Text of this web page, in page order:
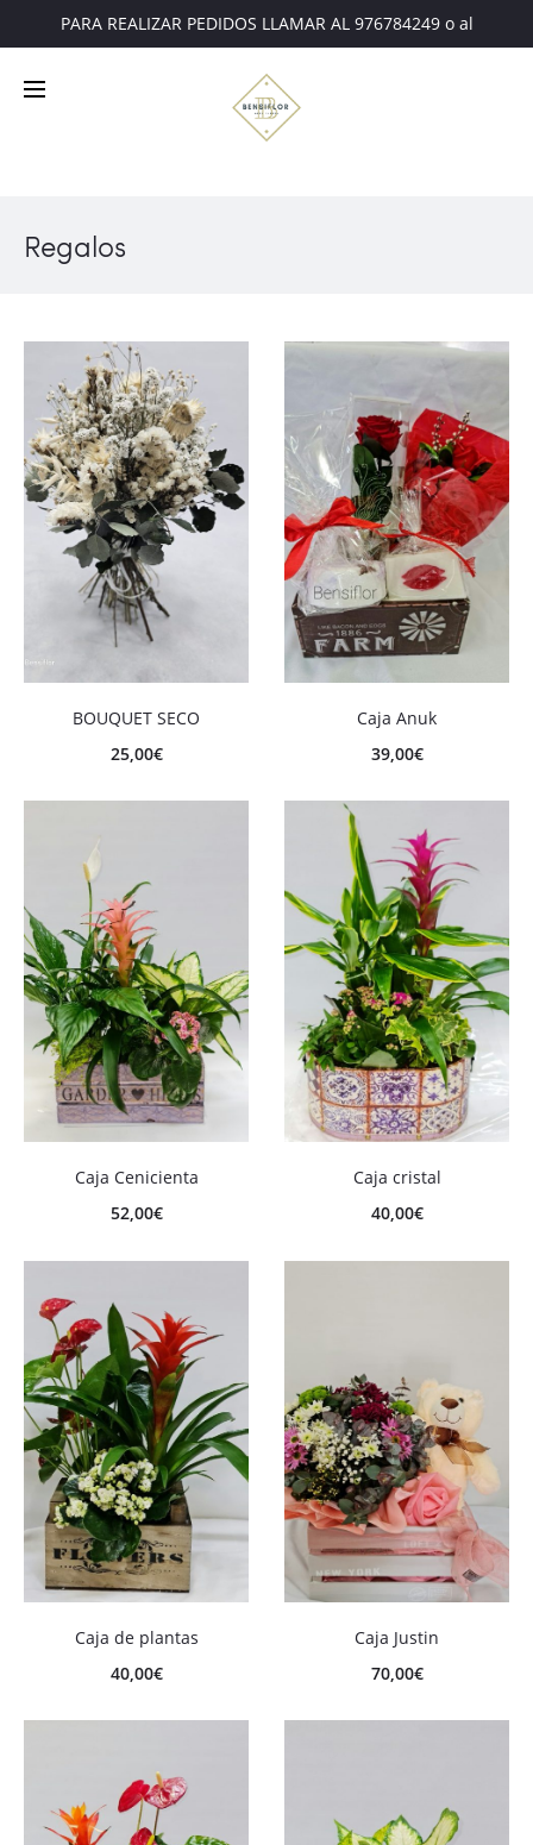
PARA REALIZAR PEDIDOS LLAMAR AL 976784249 o al
Regalos
BOUQUET SECO
25,00€
Caja Anuk
39,00€
Caja Cenicienta
52,00€
Caja cristal
40,00€
Caja de plantas
40,00€
Caja Justin
70,00€